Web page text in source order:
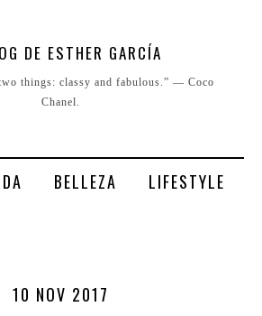
DE ESTHER GARCÍA
things: classy and fabulous.” ― Coco
Chanel.
BELLEZA LIFESTYLE
10 NOV 2017